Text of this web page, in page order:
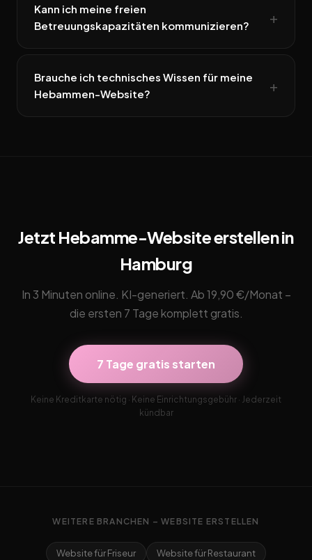
Kann ich meine freien
Betreuungskapazitäten kommunizieren?
Brauche ich technisches Wissen für meine
Hebammen-Website?
Jetzt Hebamme-Website erstellen in
Hamburg
In 3 Minuten online. KI-generiert. Ab 19,90 €/Monat –
die ersten 7 Tage komplett gratis.
7 Tage gratis starten
Keine Kreditkarte nötig · Keine Einrichtungsgebühr · Jederzeit
kündbar
WEITERE BRANCHEN – WEBSITE ERSTELLEN
Website für Friseur
Website für Restaurant